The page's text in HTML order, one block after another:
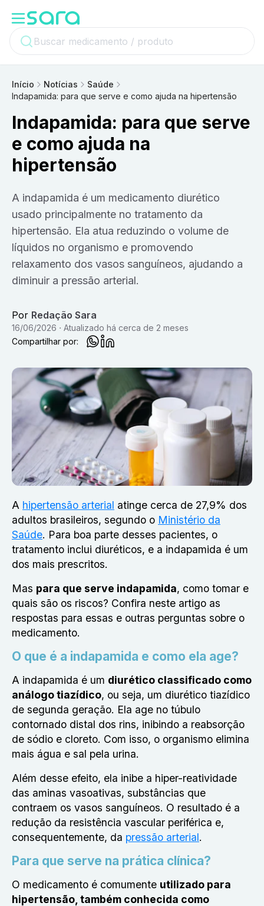
Início Notícias
Saúde
Indapamida: para que serve e como ajuda na hipertensão
Indapamida: para que serve
e como ajuda na
hipertensão
A indapamida é um medicamento diurético
usado principalmente no tratamento da
hipertensão. Ela atua reduzindo o volume de
líquidos no organismo e promovendo
relaxamento dos vasos sanguíneos, ajudando a
diminuir a pressão arterial.
Por Redação Sara
16/06/2026 Atualizado há cerca de 2 meses
Compartilhar por:
A hipertensão arterial atinge cerca de 27,9% dos
adultos brasileiros, segundo o Ministério da
Saúde. Para boa parte desses pacientes, o
tratamento inclui diuréticos, e a indapamida é um
dos mais prescritos.
Mas para que serve indapamida, como tomar e
quais são os riscos? Confira neste artigo as
respostas para essas e outras perguntas sobre o
medicamento.
O que é a indapamida e como ela age?
A indapamida é um diurético classificado como
análogo tiazídico, ou seja, um diurético tiazídico
de segunda geração. Ela age no túbulo
contornado distal dos rins, inibindo a reabsorção
de sódio e cloreto. Com isso, o organismo elimina
mais água e sal pela urina.
Além desse efeito, ela inibe a hiper-reatividade
das aminas vasoativas, substâncias que
contraem os vasos sanguíneos. O resultado é a
redução da resistência vascular periférica e,
consequentemente, da pressão arterial.
Para que serve na prática clínica?
O medicamento é comumente utilizado para
hipertensão, também conhecida como